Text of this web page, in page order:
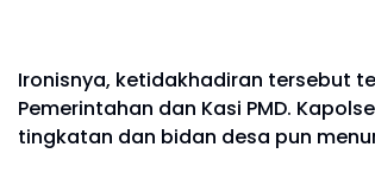
Ironisnya, ketidakhadiran tersebut
Pemerintahan dan Kasi PMD.
tingkatan dan bidan desa pun